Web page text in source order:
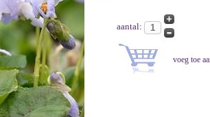
aantal: